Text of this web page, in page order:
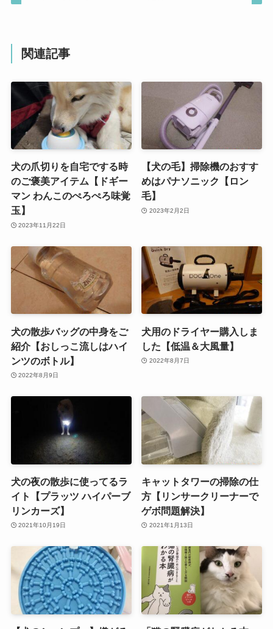
関連記事
犬の爪切りを自宅でする時
のご褒美アイテム【ドギー
マン わんこのぺろぺろ味覚
玉】
2023年11月22日
【犬の毛】掃除機のおすす
めはパナソニック【ロン
毛】
2023年2月2日
犬の散歩バッグの中身をご
紹介【おしっこ流しはハイ
ンツのボトル】
2022年8月9日
犬用のドライヤー購入しま
した【低温＆大風量】
2022年8月7日
犬の夜の散歩に使ってるラ
イト【プラッツ ハイパーブ
リンカーズ】
2021年10月19日
キャットタワーの掃除の仕
方【リンサークリーナーで
ゲボ問題解決】
2021年1月13日